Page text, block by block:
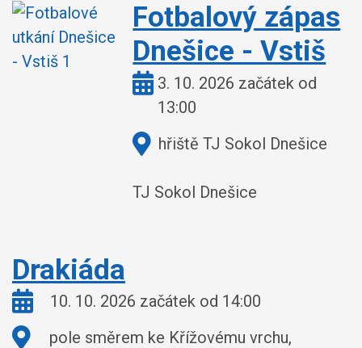
Fotbalový zápas
Dnešice - Vstiš
Kdy:3. 10. 2026 začátek od
13:00
Kde:hřiště TJ Sokol Dnešice
TJ Sokol Dnešice
Drakiáda
Kdy:
10. 10. 2026 začátek od 14:00
Kde:
pole směrem ke Křížovému vrchu,